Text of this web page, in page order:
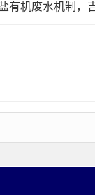
有机废水机制，